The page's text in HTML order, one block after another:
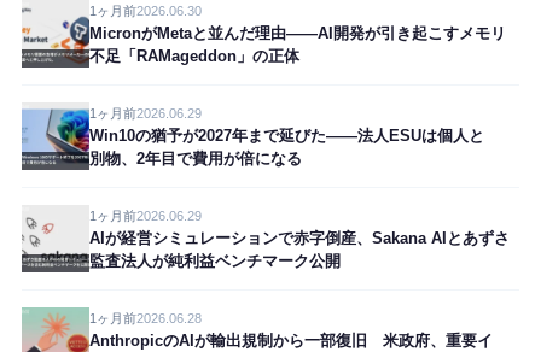
1ヶ月前2026.06.30
MicronがMetaと並んだ理由——AI開発が引き起こすメモリ
不足「RAMageddon」の正体
1ヶ月前2026.06.29
Win10の猶予が2027年まで延びた——法人ESUは個人と
別物、2年目で費用が倍になる
1ヶ月前2026.06.29
AIが経営シミュレーションで赤字倒産、Sakana AIとあずさ
監査法人が純利益ベンチマーク公開
1ヶ月前2026.06.28
AnthropicのAIが輸出規制から一部復旧 米政府、重要イ